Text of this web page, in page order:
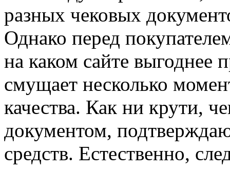
разных чековых
Однако перед
на каком сайте выгоднее
смущает несколько
качества. Как ни крути,
документом,
средств. Естественно,